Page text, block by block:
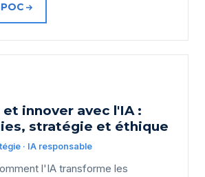
innover avec l'IA :
stratégie et éthique
· IA responsable
l'IA transforme les